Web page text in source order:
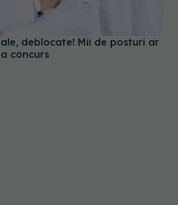
deblocate! Mii de posturi ar
concurs